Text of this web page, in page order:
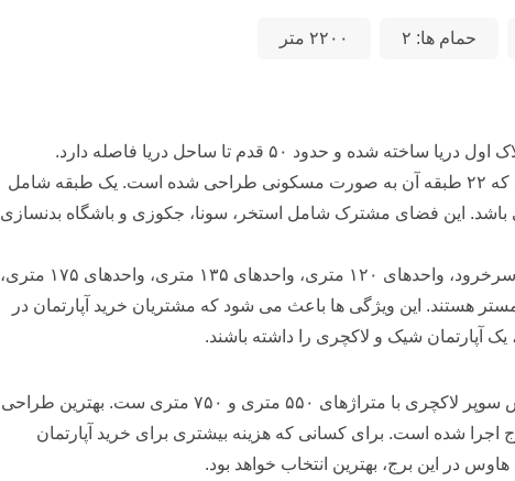
حمام ها: ۲ ۲۲۰۰ متر
. برج پیام ۳ یک برج ۲۵ طبقه است که ۲۲ طبقه آن به صورت مسکونی طراحی شده است. یک طبقه شامل
این فضای مشترک شامل استخر، سونا، جکوزی و باشگاه بدنسازی
· واحدهای مسکونی در برج پیام ۳ سرخرود، واحدهای ۱۲۰ متری، واحدهای ۱۳۵ متری، واحدهای ۱۷۵ متری،
خواب مستر هستند. این ویژگی ها باعث می شود که مشتریان خرید آپارتمان در
یک آپارتمان شیک و لاکچری را داشته باشند.
· این برج دارای ، دو عدد پنت هاوس سوپر لاکچری با متراژهای ۵۵۰ متری و ۷۵۰ متری ست. بهترین طراحی
اجرا شده است. برای کسانی که هزینه بیشتری برای خرید آپارتمان
در این برج، بهترین انتخاب خواهد بود.